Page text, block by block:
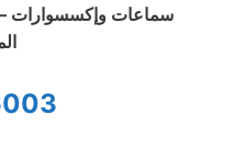
سماعات وإكسسوارات